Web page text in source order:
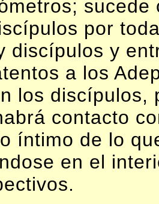
por
discípulos y
a los
los discípulos,
contacto
íntimo de lo
en el